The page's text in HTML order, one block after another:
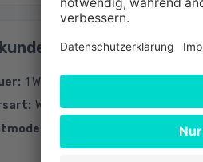
für
: 1 Woche in Vollzeit
: Weiterbildung